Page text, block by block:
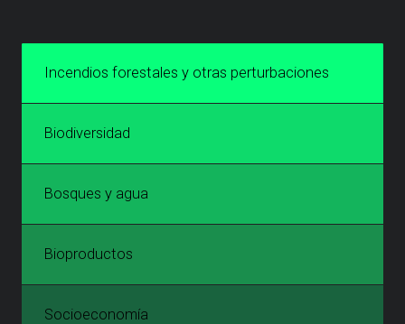
Incendios forestales y otras perturbaciones
Biodiversidad
Bosques y agua
Bioproductos
Socioeconomía